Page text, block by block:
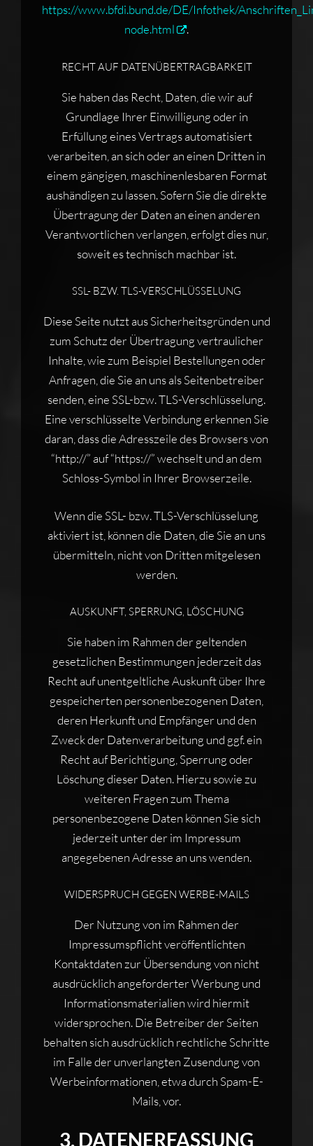
https://www.bfdi.bund.de/DE/Infothek/
node.html
.
RECHT AUF DATENÜBERTRAGBARKEIT
Sie haben das Recht, Daten, die wir auf
Grundlage Ihrer Einwilligung oder in
Erfüllung eines Vertrags automatisiert
verarbeiten, an sich oder an einen Dritten in
einem gängigen, maschinenlesbaren Format
aushändigen zu lassen. Sofern Sie die direkte
Übertragung der Daten an einen anderen
Verantwortlichen verlangen, erfolgt dies nur,
soweit es technisch machbar ist.
SSL- BZW. TLS-VERSCHLÜSSELUNG
Diese Seite nutzt aus Sicherheitsgründen und
zum Schutz der Übertragung vertraulicher
Inhalte, wie zum Beispiel Bestellungen oder
Anfragen, die Sie an uns als Seitenbetreiber
senden, eine SSL-bzw. TLS-Verschlüsselung.
Eine verschlüsselte Verbindung erkennen Sie
daran, dass die Adresszeile des Browsers von
“http://” auf “https://” wechselt und an dem
Schloss-Symbol in Ihrer Browserzeile.
Wenn die SSL- bzw. TLS-Verschlüsselung
aktiviert ist, können die Daten, die Sie an uns
übermitteln, nicht von Dritten mitgelesen
werden.
AUSKUNFT, SPERRUNG, LÖSCHUNG
Sie haben im Rahmen der geltenden
gesetzlichen Bestimmungen jederzeit das
Recht auf unentgeltliche Auskunft über Ihre
gespeicherten personenbezogenen Daten,
deren Herkunft und Empfänger und den
Zweck der Datenverarbeitung und ggf. ein
Recht auf Berichtigung, Sperrung oder
Löschung dieser Daten. Hierzu sowie zu
weiteren Fragen zum Thema
personenbezogene Daten können Sie sich
jederzeit unter der im Impressum
angegebenen Adresse an uns wenden.
WIDERSPRUCH GEGEN WERBE-MAILS
Der Nutzung von im Rahmen der
Impressumspflicht veröffentlichten
Kontaktdaten zur Übersendung von nicht
ausdrücklich angeforderter Werbung und
Informationsmaterialien wird hiermit
widersprochen. Die Betreiber der Seiten
behalten sich ausdrücklich rechtliche Schritte
im Falle der unverlangten Zusendung von
Werbeinformationen, etwa durch Spam-E-
Mails, vor.
3. DATENERFASSUNG